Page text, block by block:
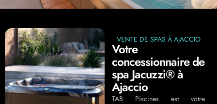
VENTE DE SPAS À AJACCIO
Votre
concessionnaire de
spa Jacuzzi® à
Ajaccio
TAB Piscines est votre